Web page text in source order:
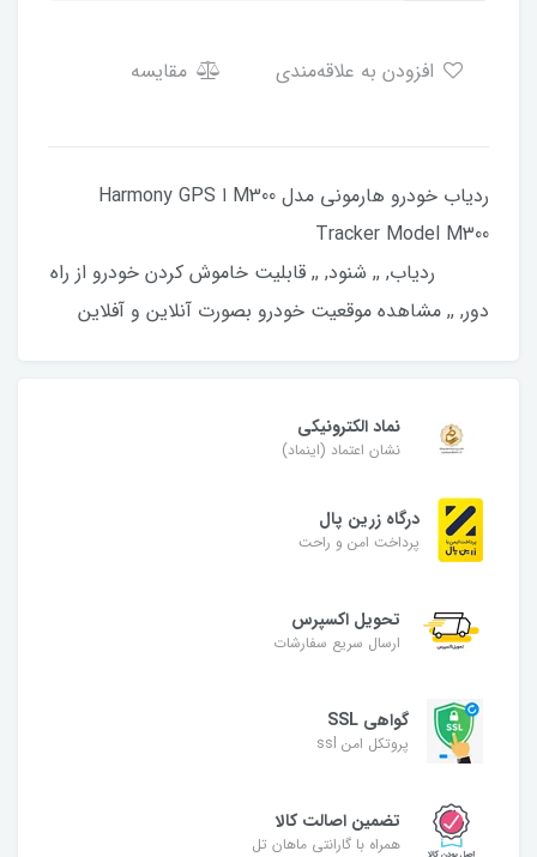
مقایسه
ردیاب خودرو هارمونی مدل M300 ا Harmony GPS
ردیاب, ,, شنود, ,, قابلیت خاموش کردن خودرو از راه
دور, ,, مشاهده موقعیت خودرو بصورت آنلاین و آفلاین
نماد الکترونیکی
نشان اعتماد (اینماد)
درگاه زرین پال
پرداخت امن و راحت
تحویل اکسپرس
ارسال سریع سفارشات
گواهی SSL
پروتکل امن ssl
تضمین اصالت کالا
همراه با گارانتی ماهان تل